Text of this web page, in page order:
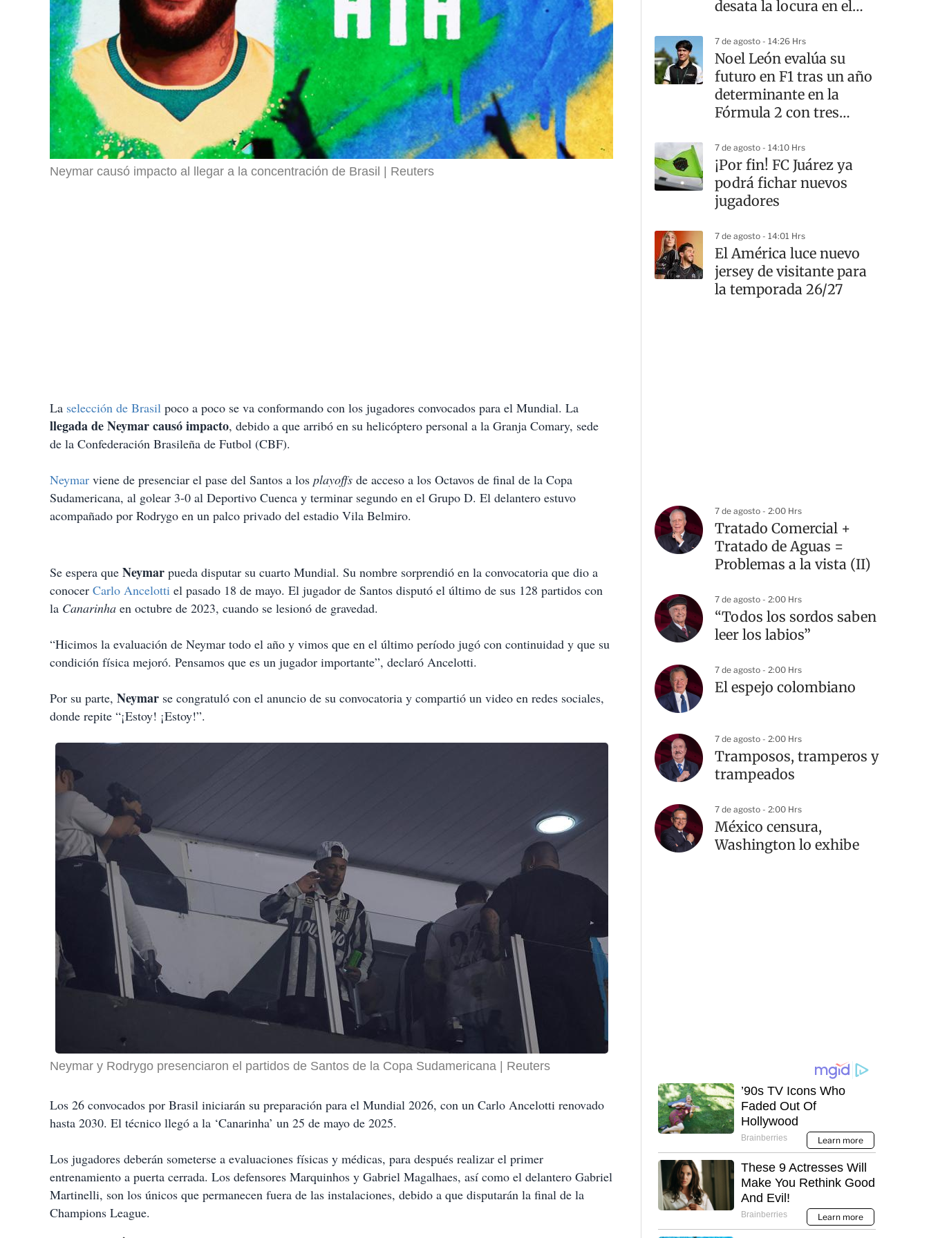
Neymar causó impacto al llegar a la concentración de Brasil Reuters
La selección de Brasil poco a poco se va conformando con los jugadores convocados para el Mundial. La
llegada de Neymar causó impacto, debido a que arribó en su helicóptero personal a la Granja Comary, sede
de la Confederación Brasileña de Futbol (CBF).
Neymar viene de presenciar el pase del Santos a los playoffs de acceso a los Octavos de final de la Copa
Sudamericana, al golear 3-0 al Deportivo Cuenca y terminar segundo en el Grupo D. El delantero estuvo
acompañado por Rodrygo en un palco privado del estadio Vila Belmiro.
Se espera que Neymar pueda disputar su cuarto Mundial. Su nombre sorprendió en la convocatoria que dio a
conocer Carlo Ancelotti el pasado 18 de mayo. El jugador de Santos disputó el último de sus 128 partidos con
la Canarinha en octubre de 2023, cuando se lesionó de gravedad.
“Hicimos la evaluación de Neymar todo el año y vimos que en el último período jugó con continuidad y que su
condición física mejoró. Pensamos que es un jugador importante”, declaró Ancelotti.
Por su parte, Neymar se congratuló con el anuncio de su convocatoria y compartió un video en redes sociales,
donde repite “¡Estoy! ¡Estoy!”.
Neymar y Rodrygo presenciaron el partidos de Santos de la Copa Sudamericana Reuters
Los 26 convocados por Brasil iniciarán su preparación para el Mundial 2026, con un Carlo Ancelotti renovado
hasta 2030. El técnico llegó a la ‘Canarinha’ un 25 de mayo de 2025.
Los jugadores deberán someterse a evaluaciones físicas y médicas, para después realizar el primer
entrenamiento a puerta cerrada. Los defensores Marquinhos y Gabriel Magalhaes, así como el delantero Gabriel
Martinelli, son los únicos que permanecen fuera de las instalaciones, debido a que disputarán la final de la
Champions League.
desata la locura en el
7 de agosto - 14:26 Hrs
Noel León evalúa su
futuro en F1 tras un año
determinante en la
Fórmula 2 con tres
7 de agosto - 14:10 Hrs
¡Por fin! FC Juárez ya
podrá fichar nuevos
jugadores
7 de agosto - 14:01 Hrs
El América luce nuevo
jersey de visitante para
la temporada 26/27
7 de agosto - 2:00 Hrs
Tratado Comercial +
Tratado de Aguas =
Problemas a la vista (II)
7 de agosto - 2:00 Hrs
“Todos los sordos saben
leer los labios”
7 de agosto - 2:00 Hrs
El espejo colombiano
7 de agosto - 2:00 Hrs
Tramposos, tramperos y
trampeados
7 de agosto - 2:00 Hrs
México censura,
Washington lo exhibe